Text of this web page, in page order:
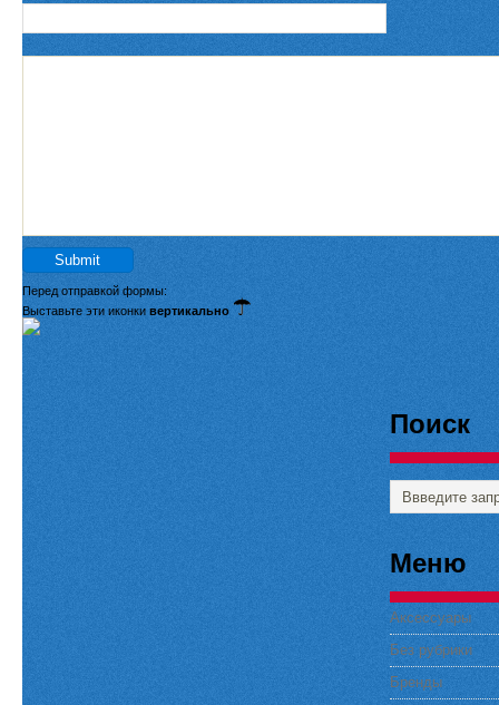
Перед отправкой формы:
Выставьте эти иконки вертикально
Поиск
Меню
Аксессуары
Без рубрики
Бренды